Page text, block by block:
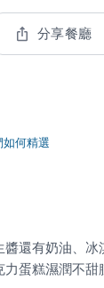
分享餐廳
如何精選
蛋糕濕潤不